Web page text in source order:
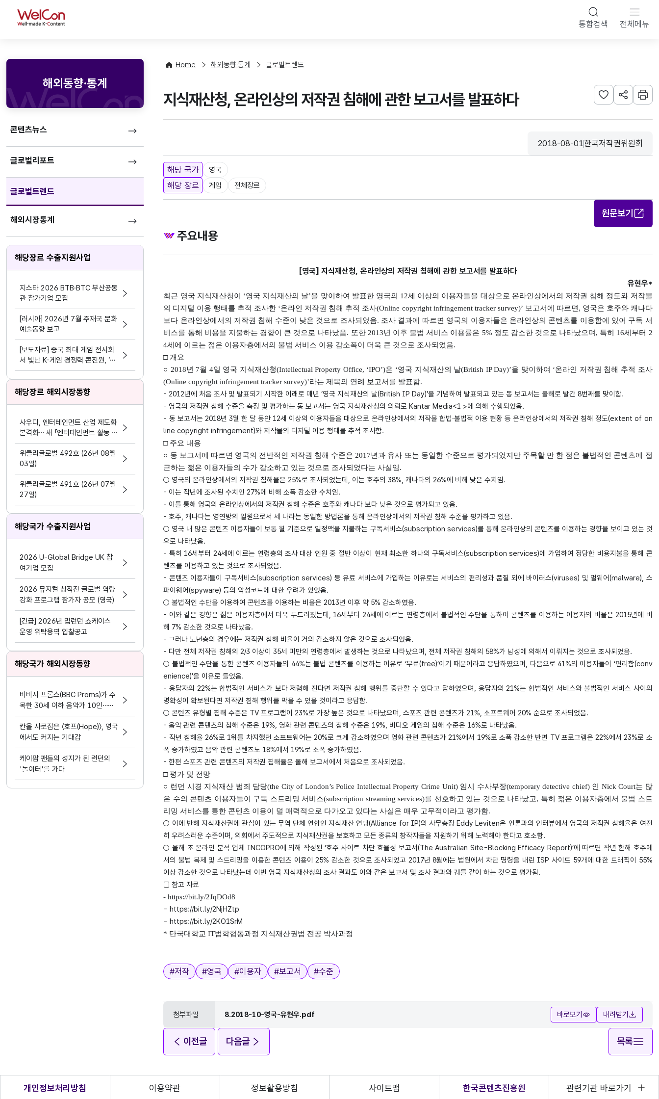
WelCon 통합검색 전체메뉴
해외동향·통계
콘텐츠뉴스
글로벌리포트
글로벌트렌드
해외시장통계
해당장르 수출지원사업
지스타 2026 BTB·BTC 부산공동
관 참가기업 모집
[러시아] 2026년 7월 주재국 문화
예술동향 보고
[보도자료] 중국 최대 게임 전시회
서 빛난 K-게임 경쟁력 콘진원, ‘차
이나조이 2026’ 한국공동관 성료
해당장르 해외시장동향
사우디, 엔터테인먼트 산업 제도화
본격화… 새 「엔터테인먼트 활동 및
지원 활동법」 제정
위클리글로벌 492호 (26년 08월
03일)
위클리글로벌 491호 (26년 07월
27일)
해당국가 수출지원사업
2026 U-Global Bridge UK 참
여기업 모집
2026 뮤지컬 창작진 글로벌 역량
강화 프로그램 참가자 공모 (영국)
[긴급] 2026년 밉런던 쇼케이스
운영 위탁용역 입찰공고
해당국가 해외시장동향
비비시 프롬스(BBC Proms)가 주
목한 30세 이하 음악가 10인…한
국 연주자 2명 선정
칸을 사로잡은 〈호프(Hope)〉, 영국
에서도 커지는 기대감
케이팝 팬들의 성지가 된 런던의
'놀이터'를 가다
Home 해외동향·통계 글로벌트렌드
지식재산청, 온라인상의 저작권 침해에 관한 보고서를 발표하다 관심사 등록하기
URL 공유하
인쇄
등록일
2018-08-01
수집기관
한국저작권위원회
해당 국가 영국
해당 장르 게임 전체장르
원문보기
주요내용
[영국] 지식재산청, 온라인상의 저작권 침해에 관한 보고서를 발표하다
유현우*
최근 영국 지식재산청이 ‘영국 지식재산의 날’을 맞이하여 발표한 영국의 12세 이상의 이용자들을 대상으로 온라인상에서의 저작권 침해 정도와 저작물
의 디지털 이용 행태를 추적 조사한 ‘온라인 저작권 침해 추적 조사(Online copyright infringement tracker survey)’ 보고서에 따르면, 영국은 호주와 캐나다
보다 온라인상에서의 저작권 침해 수준이 낮은 것으로 조사되었음. 조사 결과에 따르면 영국의 이용자들은 온라인상의 콘텐츠를 이용함에 있어 구독 서
비스를 통해 비용을 지불하는 경향이 큰 것으로 나타났음. 또한 2013년 이후 불법 서비스 이용률은 5% 정도 감소한 것으로 나타났으며, 특히 16세부터 2
4세에 이르는 젊은 이용자층에서의 불법 서비스 이용 감소폭이 더욱 큰 것으로 조사되었음.
□ 개요
○ 2018년 7월 4일 영국 지식재산청(Intellectual Property Office, ‘IPO’)은 ‘영국 지식재산의 날(British IP Day)’을 맞이하여 ‘온라인 저작권 침해 추적 조사
(Online copyright infringement tracker survey)’라는 제목의 연례 보고서를 발표함.
- 2012년에 처음 조사 및 발표되기 시작한 이래로 매년 ‘영국 지식재산의 날(British IP Day)’을 기념하여 발표되고 있는 동 보고서는 올해로 발간 8번째를 맞이함.
- 영국의 저작권 침해 수준을 측정 및 평가하는 동 보고서는 영국 지식재산청의 의뢰로 Kantar Media<1 >에 의해 수행되었음.
- 동 보고서는 2018년 3월 한 달 동안 12세 이상의 이용자들을 대상으로 온라인상에서의 저작물 합법·불법적 이용 현황 등 온라인상에서의 저작권 침해 정도(extent of on
line copyright infringement)와 저작물의 디지털 이용 행태를 추적 조사함.
□ 주요 내용
○ 동 보고서에 따르면 영국의 전반적인 저작권 침해 수준은 2017년과 유사 또는 동일한 수준으로 평가되었지만 주목할 만 한 점은 불법적인 콘텐츠에 접
근하는 젊은 이용자들의 수가 감소하고 있는 것으로 조사되었다는 사실임.
○ 영국의 온라인상에서의 저작권 침해율은 25%로 조사되었는데, 이는 호주의 38%, 캐나다의 26%에 비해 낮은 수치임.
- 이는 작년에 조사된 수치인 27%에 비해 소폭 감소한 수치임.
- 이를 통해 영국의 온라인상에서의 저작권 침해 수준은 호주와 캐나다 보다 낮은 것으로 평가되고 있음.
- 호주, 캐나다는 영연방의 일원으로서 세 나라는 동일한 방법론을 통해 온라인상에서의 저작권 침해 수준을 평가하고 있음.
○ 영국 내 많은 콘텐츠 이용자들이 보통 월 기준으로 일정액을 지불하는 구독서비스(subscription services)를 통해 온라인상의 콘텐츠를 이용하는 경향을 보이고 있는 것
으로 나타났음.
- 특히 16세부터 24세에 이르는 연령층의 조사 대상 인원 중 절반 이상이 현재 최소한 하나의 구독서비스(subscription services)에 가입하여 정당한 비용지불을 통해 콘
텐츠를 이용하고 있는 것으로 조사되었음.
- 콘텐츠 이용자들이 구독서비스(subscription services) 등 유료 서비스에 가입하는 이유로는 서비스의 편리성과 품질 외에 바이러스(viruses) 및 멀웨어(malware), 스
파이웨어(spyware) 등의 악성코드에 대한 우려가 있었음.
○ 불법적인 수단을 이용하여 콘텐츠를 이용하는 비율은 2013년 이후 약 5% 감소하였음.
- 이와 같은 경향은 젊은 이용자층에서 더욱 두드러졌는데, 16세부터 24세에 이르는 연령층에서 불법적인 수단을 통하여 콘텐츠를 이용하는 이용자의 비율은 2015년에 비
해 7% 감소한 것으로 나타났음.
- 그러나 노년층의 경우에는 저작권 침해 비율이 거의 감소하지 않은 것으로 조사되었음.
- 다만 전체 저작권 침해의 2/3 이상이 35세 미만의 연령층에서 발생하는 것으로 나타났으며, 전체 저작권 침해의 58%가 남성에 의해서 이뤄지는 것으로 조사되었음.
○ 불법적인 수단을 통한 콘텐츠 이용자들의 44%는 불법 콘텐츠를 이용하는 이유로 ‘무료(free)’이기 때문이라고 응답하였으며, 다음으로 41%의 이용자들이 ‘편리함(conv
enience)’을 이유로 들었음.
- 응답자의 22%는 합법적인 서비스가 보다 저렴해 진다면 저작권 침해 행위를 중단할 수 있다고 답하였으며, 응답자의 21%는 합법적인 서비스와 불법적인 서비스 사이의
명확성이 확보된다면 저작권 침해 행위를 막을 수 있을 것이라고 응답함.
○ 콘텐츠 유형별 침해 수준은 TV 프로그램이 23%로 가장 높은 것으로 나타났으며, 스포츠 관련 콘텐츠가 21%, 소프트웨어 20% 순으로 조사되었음.
- 음악 관련 콘텐츠의 침해 수준은 19%, 영화 관련 콘텐츠의 침해 수준은 19%, 비디오 게임의 침해 수준은 16%로 나타났음.
- 작년 침해율 26%로 1위를 차지했던 소프트웨어는 20%로 크게 감소하였으며 영화 관련 콘텐츠가 21%에서 19%로 소폭 감소한 반면 TV 프로그램은 22%에서 23%로 소
폭 증가하였고 음악 관련 콘텐츠도 18%에서 19%로 소폭 증가하였음.
- 한편 스포츠 관련 콘텐츠의 저작권 침해율은 올해 보고서에서 처음으로 조사되었음.
□ 평가 및 전망
○ 런던 시경 지식재산 범죄 담당(the City of London’s Police Intellectual Property Crime Unit) 임시 수사부장(temporary detective chief) 인 Nick Court는 많
은 수의 콘텐츠 이용자들이 구독 스트리밍 서비스(subscription streaming services)를 선호하고 있는 것으로 나타났고, 특히 젊은 이용자층에서 불법 스트
리밍 서비스를 통한 콘텐츠 이용이 덜 매력적으로 다가오고 있다는 사실은 매우 고무적이라고 평가함.
○ 이에 반해 지식재산권에 관심이 있는 무역 단체 연합인 지식재산 연맹(Alliance for IP)의 사무총장 Eddy Leviten은 언론과의 인터뷰에서 영국의 저작권 침해율은 여전
히 우려스러운 수준이며, 의회에서 주도적으로 지식재산권을 보호하고 모든 종류의 창작자들을 지원하기 위해 노력해야 한다고 호소함.
○ 올해 초 온라인 분석 업체 INCOPRO에 의해 작성된 ‘호주 사이트 차단 효율성 보고서(The Australian Site-Blocking Efficacy Report)’에 따르면 작년 한해 호주에
서의 불법 복제 및 스트리밍을 이용한 콘텐츠 이용이 25% 감소한 것으로 조사되었고 2017년 8월에는 법원에서 차단 명령을 내린 ISP 사이트 59개에 대한 트래픽이 55%
이상 감소한 것으로 나타났는데 이번 영국 지식재산청의 조사 결과도 이와 같은 보고서 및 조사 결과와 궤를 같이 하는 것으로 평가됨.
□ 참고 자료
-https://bit.ly/2JqDOd8
-https://bit.ly/2NjHZtp
-https://bit.ly/2KO1SrM
* 단국대학교 IT법학협동과정 지식재산권법 전공 박사과정
태그
#저작 #영국 #이용자 #보고서 #수준
첨부파일 8.2018-10-영국-유현우.pdf 바로보기 내려받기
이전글 다음글 목록
개인정보처리방침 이용약관 정보활용방침 사이트맵 한국콘텐츠진흥원 관련기관 바로가기